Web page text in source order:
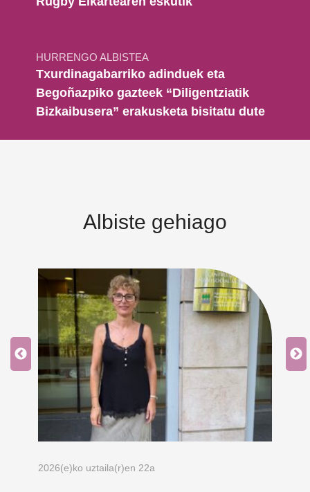
HURRENGO ALBISTEA
Txurdinagabarriko adinduek eta
Begoñazpiko gazteek “Diligentziatik
Bizkaibusera” erakusketa bisitatu dute
Albiste gehiago
2026(e)ko uztaila(r)en 22a